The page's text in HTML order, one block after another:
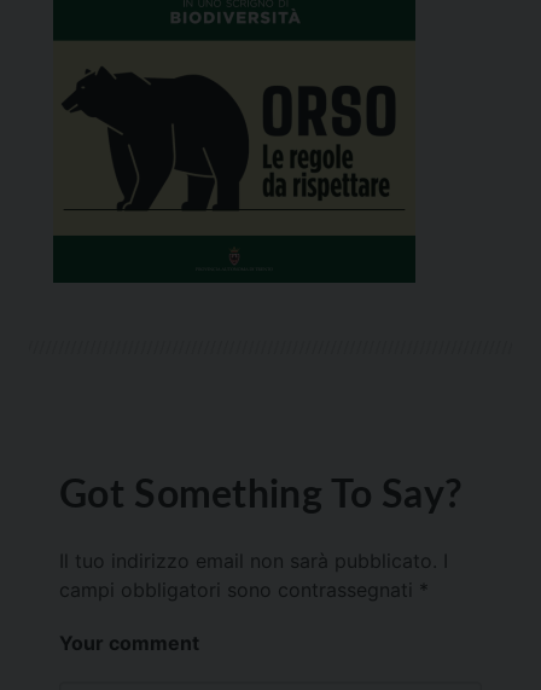
Got Something To Say?
Il tuo indirizzo email non sarà pubblicato.
campi obbligatori sono contrassegnati *
Your comment